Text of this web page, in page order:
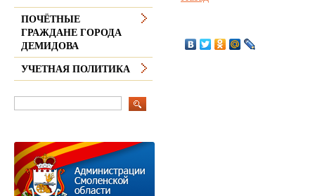
ПОЧЁТНЫЕ
ГРАЖДАНЕ ГОРОДА
ДЕМИДОВА
УЧЕТНАЯ ПОЛИТИКА